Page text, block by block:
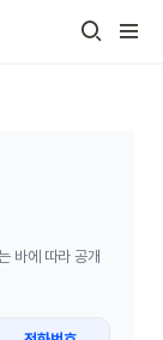
바에 따라 공개